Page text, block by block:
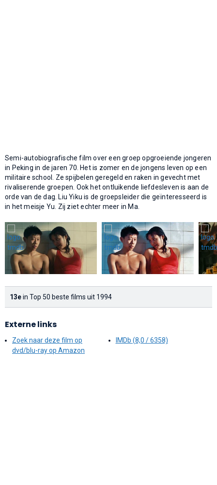
Semi-autobiografische film over een groep opgroeiende jongeren
in Peking in de jaren 70. Het is zomer en de jongens leven op een
militaire school. Ze spijbelen geregeld en raken in gevecht met
rivaliserende groepen. Ook het ontluikende liefdesleven is aan de
orde van de dag. Liu Yiku is de groepsleider die geïnteresseerd is
in het meisje Yu. Zij ziet echter meer in Ma.
13ein Top 50 beste films uit 1994
Externe links
Zoek naar deze film op
dvd/blu-ray op Amazon
IMDb (8,0 / 6358)